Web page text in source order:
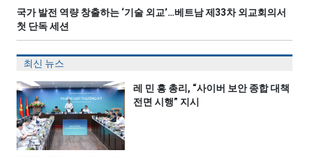
국가 발전 역량 창출하는 ‘기술 외교’…베트남 제33차 외교회의서
첫 단독 세션
최신 뉴스
레 민 흥 총리, “사이버 보안 종합 대책
전면 시행” 지시